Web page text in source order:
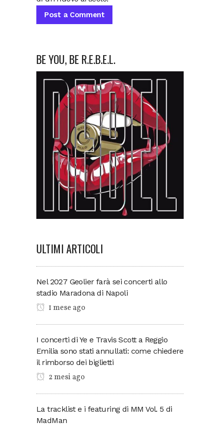
BE YOU, BE R.E.B.E.L.
ULTIMI ARTICOLI
Nel 2027 Geolier farà sei concerti allo
stadio Maradona di Napoli
1 mese ago
I concerti di Ye e Travis Scott a Reggio
Emilia sono stati annullati: come chiedere
il rimborso dei biglietti
2 mesi ago
La tracklist e i featuring di MM Vol. 5 di
MadMan